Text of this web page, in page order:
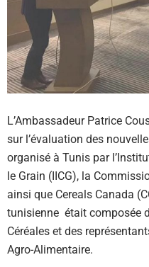
L’Ambassadeur Patrice
sur l’évaluation des
organisé à Tunis par
le Grain (IICG), la
ainsi que Cereals Canada
tunisienne était composée
Céréales et des
Agro-Alimentaire.